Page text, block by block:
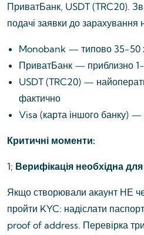
ПриватБанк, USDT (TRC20).
подачі заявки до зарахування
Monobank — типово 35-50
ПриватБанк — приблизно 1-
USDT (TRC20) —
фактично
Visa (карта іншого банку)
Критичні моменти:
1; Верифікація необхідна
Якщо створювали акаунт НЕ
пройти KYC: надіслати
proof of address. Перевірка